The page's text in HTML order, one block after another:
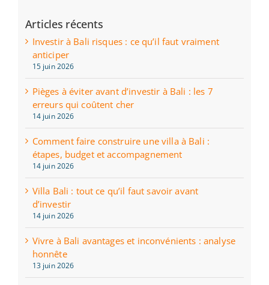
Articles récents
Investir à Bali risques : ce qu’il faut vraiment
anticiper
15 juin 2026
Pièges à éviter avant d’investir à Bali : les 7
erreurs qui coûtent cher
14 juin 2026
Comment faire construire une villa à Bali :
étapes, budget et accompagnement
14 juin 2026
Villa Bali : tout ce qu’il faut savoir avant
d’investir
14 juin 2026
Vivre à Bali avantages et inconvénients : analyse
honnête
13 juin 2026